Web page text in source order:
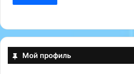
Мой профиль